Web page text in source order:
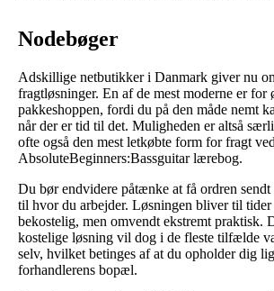
Nodebøger
Adskillige netbutikker i Danmark giver nu
fragtløsninger. En af de mest moderne er for
pakkeshoppen, fordi du på den måde nemt
når der er tid til det. Muligheden er altså
ofte også den mest letkøbte form for fragt
AbsoluteBeginners:Bassguitar lærebog.
Du bør endvidere påtænke at få ordren
til hvor du arbejder. Løsningen bliver til tider
bekostelig, men omvendt ekstremt praktisk.
kostelige løsning vil dog i de fleste tilfælde
selv, hvilket betinges af at du opholder dig
forhandlerens bopæl.